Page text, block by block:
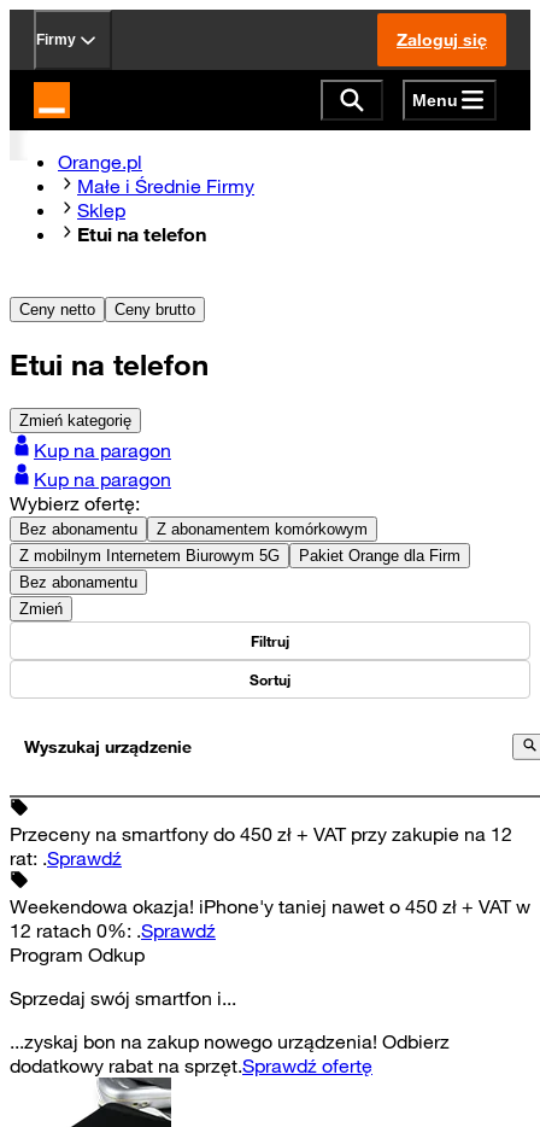
Firmy Zaloguj się
Strona główna Orange.pl Menu
Orange.pl
Małe i Średnie Firmy
Sklep
Etui na telefon
Ceny netto Ceny brutto
Etui na telefon
Zmień kategorię
Kup na paragon
Kup na paragon
Wybierz ofertę:
Bez abonamentu
Z abonamentem komórkowym
Z mobilnym Internetem Biurowym 5G
Pakiet Orange dla Firm
Bez abonamentu
Zmień
Filtruj
Sortuj
Wyszukaj urządzenie
Przeceny na smartfony do 450 zł + VAT przy zakupie na 12
rat: .Sprawdź
Weekendowa okazja! iPhone'y taniej nawet o 450 zł + VAT w
12 ratach 0%: .Sprawdź
Program Odkup
Sprzedaj swój smartfon i...
...zyskaj bon na zakup nowego urządzenia! Odbierz
dodatkowy rabat na sprzęt.Sprawdź ofertę